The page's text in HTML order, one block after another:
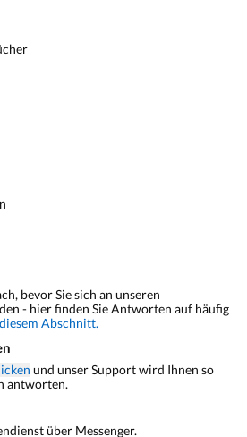
bevor Sie sich an unseren
- hier finden Sie Antworten auf häufig
Abschnitt.
und unser Support wird Ihnen so
antworten.
über Messenger.